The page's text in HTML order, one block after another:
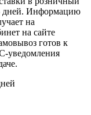
дней. Информацию
на
на сайте
готов к
уведомления